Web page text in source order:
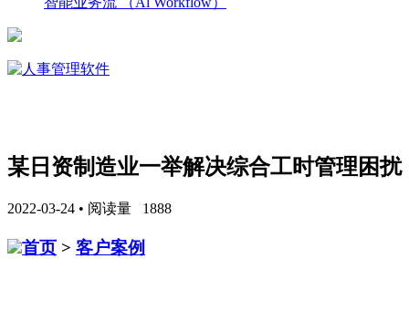
某日资制造业一举解决综合工时管理困扰
2022-03-24 • 阅读量 1888
首页 > 客户案例